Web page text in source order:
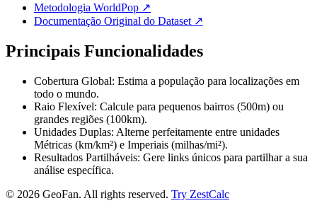
Metodologia WorldPop ↗
Documentação Original do Dataset ↗
Principais Funcionalidades
Cobertura Global: Estima a população para localizações em
todo o mundo.
Raio Flexível: Calcule para pequenos bairros (500m) ou
grandes regiões (100km).
Unidades Duplas: Alterne perfeitamente entre unidades
Métricas (km/km²) e Imperiais (milhas/mi²).
Resultados Partilháveis: Gere links únicos para partilhar a sua
análise específica.
© 2026 GeoFan. All rights reserved. Try ZestCalc